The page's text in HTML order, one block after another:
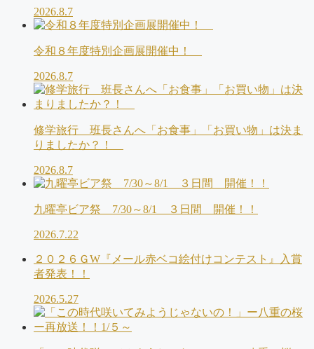
2026.8.7
令和８年度特別企画展開催中！
2026.8.7
修学旅行 班長さんへ「お食事」「お買い物」は決ま
りましたか？！
2026.8.7
九曜亭ビア祭 7/30～8/1 ３日間 開催！！
2026.7.22
２０２６ＧW『メール赤ベコ絵付けコンテスト』入賞
者発表！！
2026.5.27